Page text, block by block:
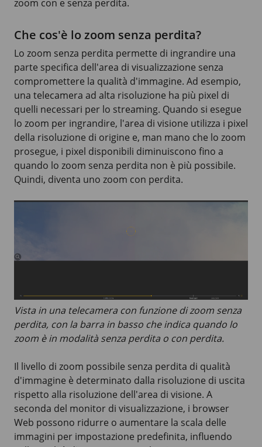
zoom con e senza perdita.
Che cos'è lo zoom senza perdita?
Lo zoom senza perdita permette di ingrandire una
parte specifica dell'area di visualizzazione senza
compromettere la qualità d'immagine. Ad esempio,
una telecamera ad alta risoluzione ha più pixel di
quelli necessari per lo streaming. Quando si esegue
lo zoom per ingrandire, l'area di visione utilizza i pixel
della risoluzione di origine e, man mano che lo zoom
prosegue, i pixel disponibili diminuiscono fino a
quando lo zoom senza perdita non è più possibile.
Quindi, diventa uno zoom con perdita.
Vista in una telecamera con funzione di zoom senza
perdita, con la barra in basso che indica quando lo
zoom è in modalità senza perdita o con perdita.
Il livello di zoom possibile senza perdita di qualità
d'immagine è determinato dalla risoluzione di uscita
rispetto alla risoluzione dell'area di visione. A
seconda del monitor di visualizzazione, i browser
Web possono ridurre o aumentare la scala delle
immagini per impostazione predefinita, influendo